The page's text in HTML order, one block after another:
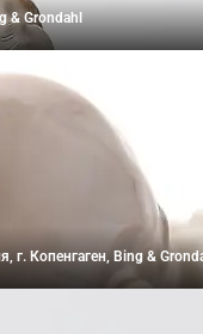
& Grondahl
Копенгаген, Bing &